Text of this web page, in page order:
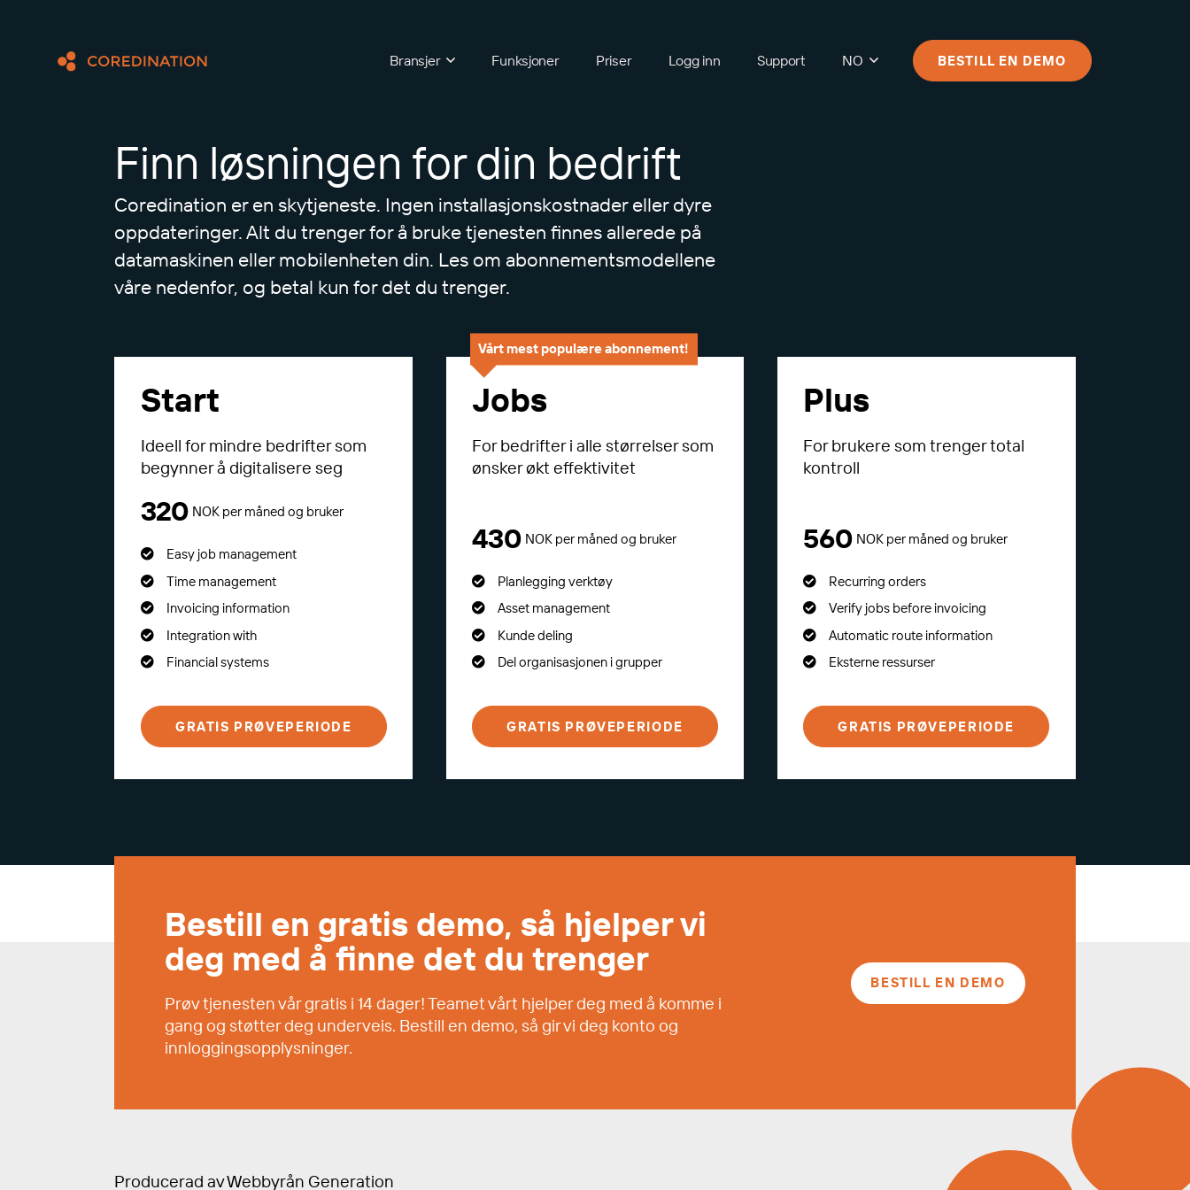
Bransjer Funksjoner Priser Logg inn Support NO BESTILL EN DEMO
Finn løsningen for din bedrift
Coredination er en skytjeneste. Ingen installasjonskostnader eller dyre
oppdateringer. Alt du trenger for å bruke tjenesten finnes allerede på
datamaskinen eller mobilenheten din. Les om abonnementsmodellene
våre nedenfor, og betal kun for det du trenger.
Start
Ideell for mindre bedrifter som
begynner å digitalisere seg
320 NOK per måned og bruker
Easy job management
Time management
Invoicing information
Integration with
Financial systems
GRATIS PRØVEPERIODE
Vårt mest populære abonnement!
Jobs
For bedrifter i alle størrelser som
ønsker økt effektivitet
430 NOK per måned og bruker
Planlegging verktøy
Asset management
Kunde deling
Del organisasjonen i grupper
GRATIS PRØVEPERIODE
Plus
For brukere som trenger total
kontroll
560 NOK per måned og bruker
Recurring orders
Verify jobs before invoicing
Automatic route information
Eksterne ressurser
GRATIS PRØVEPERIODE
Bestill en gratis demo, så hjelper vi
deg med å finne det du trenger
Prøv tjenesten vår gratis i 14 dager! Teamet vårt hjelper deg med å komme i
gang og støtter deg underveis. Bestill en demo, så gir vi deg konto og
innloggingsopplysninger.
BESTILL EN DEMO
Producerad avWebbyrån Generation